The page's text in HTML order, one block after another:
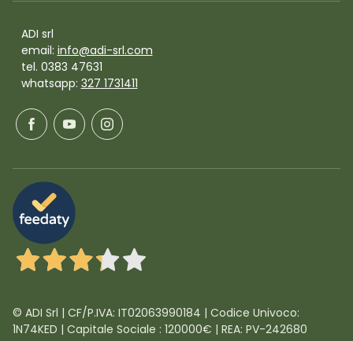
ADI srl
email: info@adi-srl.com
tel. 0383 47631
whatsapp: 327 1731411
© ADI Srl | CF/P.IVA: IT02063990184 | Codice Univoco:
1N74KED | Capitale Sociale : 120000€ | REA: PV-242680